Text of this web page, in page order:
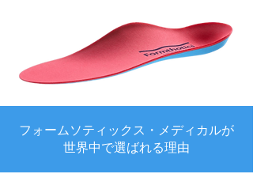
フォームソティックス・メディカルが
世界中で選ばれる理由